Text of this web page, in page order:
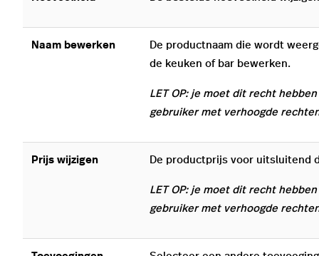
Naam bewerken
De productnaam die wordt
de keuken of bar bewerken.
LET OP: je moet dit recht
gebruiker met verhoogde
Prijs wijzigen De productprijs voor uitsluitend
LET OP: je moet dit recht
gebruiker met verhoogde